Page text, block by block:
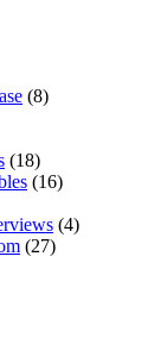
(8)
(18)
(16)
(4)
(27)